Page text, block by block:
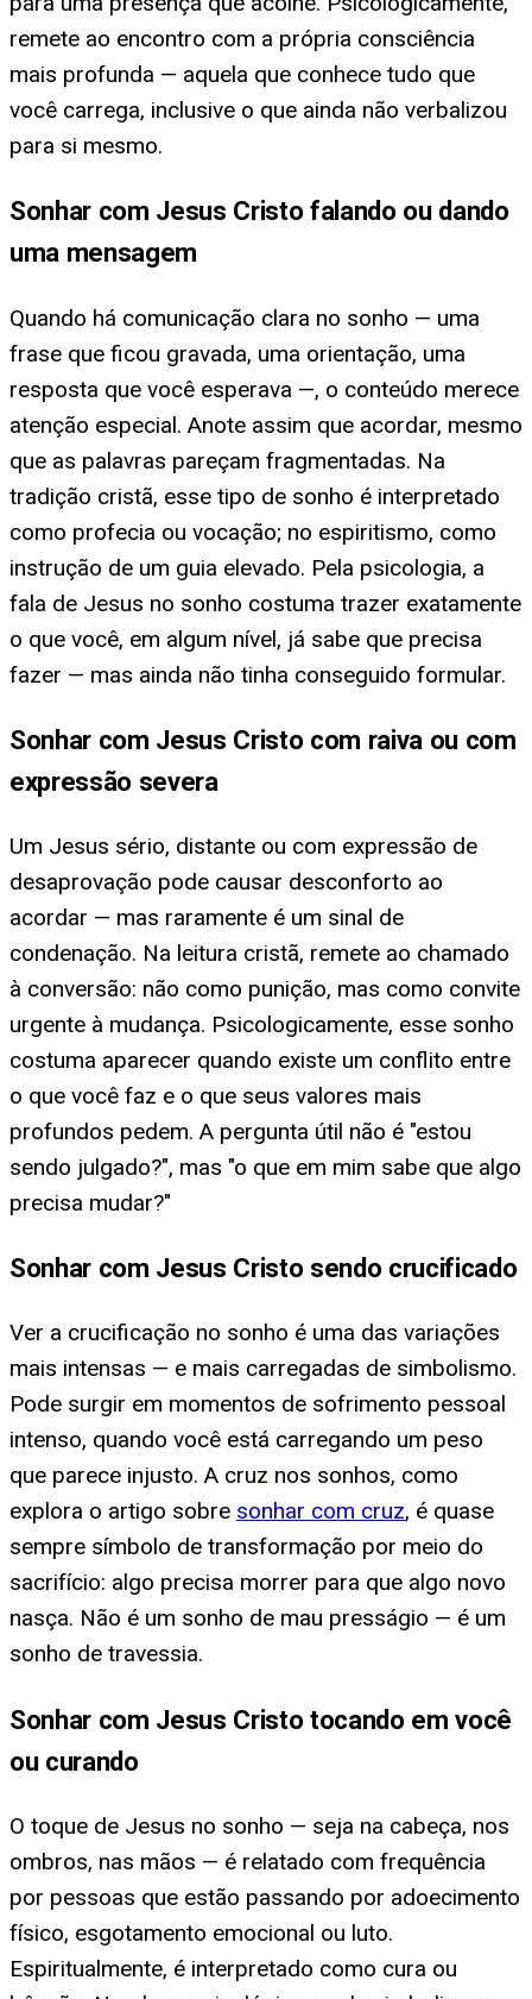
remete ao encontro com a própria consciência
mais profunda — aquela que conhece tudo que
você carrega, inclusive o que ainda não verbalizou
para si mesmo.
Sonhar com Jesus Cristo falando ou dando
uma mensagem
Quando há comunicação clara no sonho — uma
frase que ficou gravada, uma orientação, uma
resposta que você esperava —, o conteúdo merece
atenção especial. Anote assim que acordar, mesmo
que as palavras pareçam fragmentadas. Na
tradição cristã, esse tipo de sonho é interpretado
como profecia ou vocação; no espiritismo, como
instrução de um guia elevado. Pela psicologia, a
fala de Jesus no sonho costuma trazer exatamente
o que você, em algum nível, já sabe que precisa
fazer — mas ainda não tinha conseguido formular.
Sonhar com Jesus Cristo com raiva ou com
expressão severa
Um Jesus sério, distante ou com expressão de
desaprovação pode causar desconforto ao
acordar — mas raramente é um sinal de
condenação. Na leitura cristã, remete ao chamado
à conversão: não como punição, mas como convite
urgente à mudança. Psicologicamente, esse sonho
costuma aparecer quando existe um conflito entre
o que você faz e o que seus valores mais
profundos pedem. A pergunta útil não é "estou
sendo julgado?", mas "o que em mim sabe que algo
precisa mudar?"
Sonhar com Jesus Cristo sendo crucificado
Ver a crucificação no sonho é uma das variações
mais intensas — e mais carregadas de simbolismo.
Pode surgir em momentos de sofrimento pessoal
intenso, quando você está carregando um peso
que parece injusto. A cruz nos sonhos, como
explora o artigo sobre sonhar com cruz, é quase
sempre símbolo de transformação por meio do
sacrifício: algo precisa morrer para que algo novo
nasça. Não é um sonho de mau presságio — é um
sonho de travessia.
Sonhar com Jesus Cristo tocando em você
ou curando
O toque de Jesus no sonho — seja na cabeça, nos
ombros, nas mãos — é relatado com frequência
por pessoas que estão passando por adoecimento
físico, esgotamento emocional ou luto.
Espiritualmente, é interpretado como cura ou